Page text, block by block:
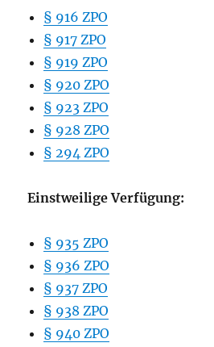
§ 916 ZPO
§ 917 ZPO
§ 919 ZPO
§ 920 ZPO
§ 923 ZPO
§ 928 ZPO
§ 294 ZPO
Einstweilige Verfügung:
§ 935 ZPO
§ 936 ZPO
§ 937 ZPO
§ 938 ZPO
§ 940 ZPO